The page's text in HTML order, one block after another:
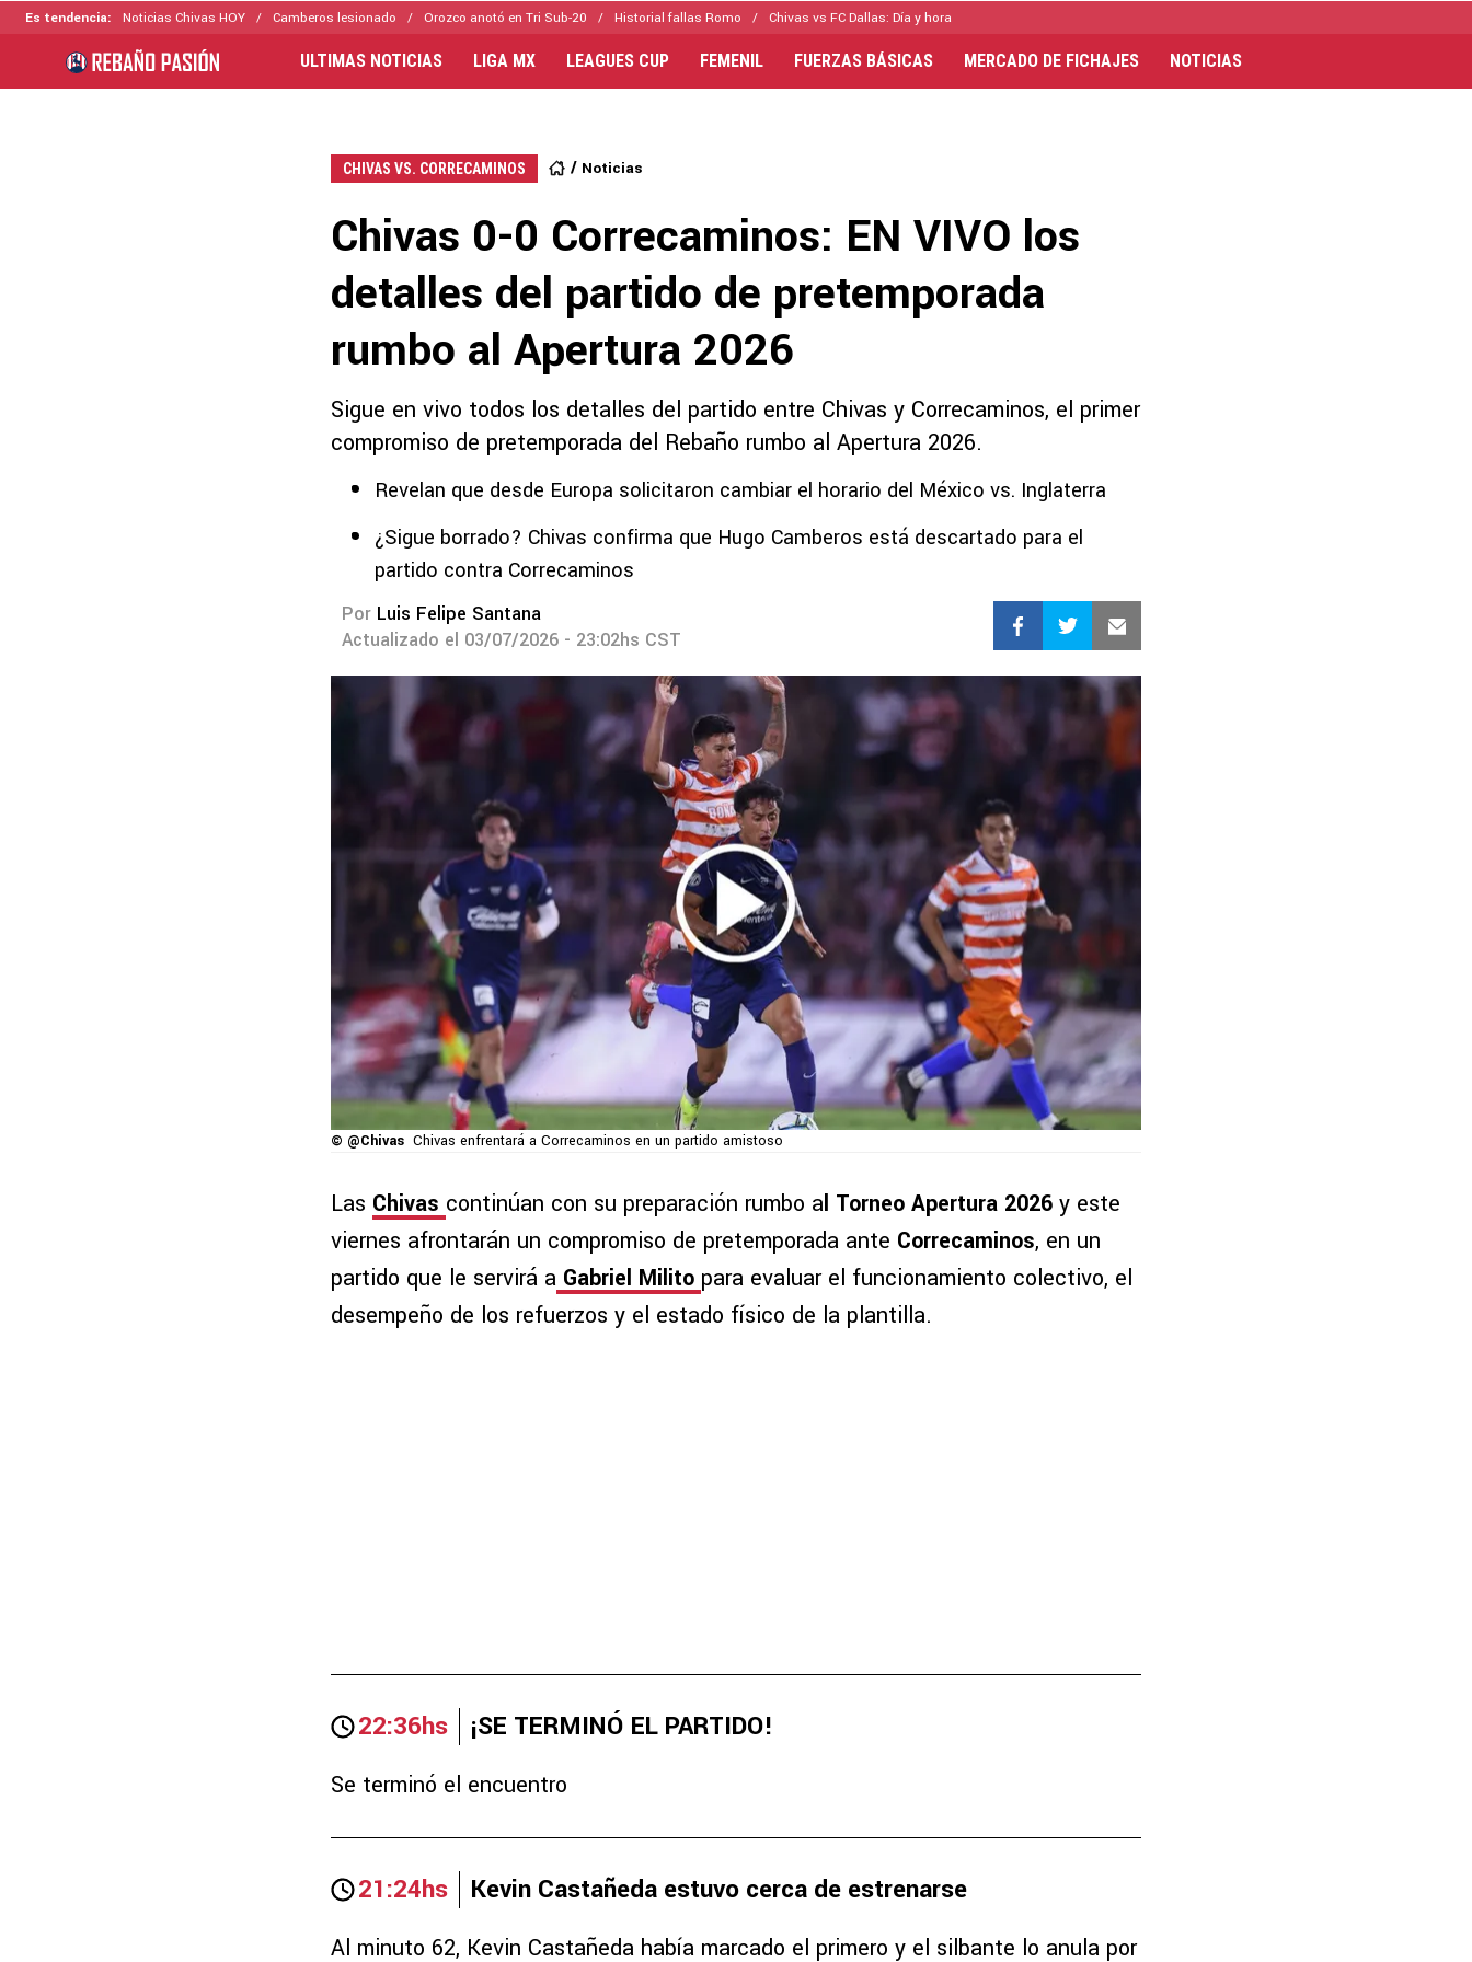
Es tendencia: Noticias Chivas HOY Camberos lesionado Orozco anotó en Tri Sub-20 Historial fallas Romo Chivas vs FC Dallas: Día y hora
ULTIMAS NOTICIAS LIGA MX LEAGUES CUP FEMENIL FUERZAS BÁSICAS MERCADO DE FICHAJES NOTICIAS
CHIVAS VS. CORRECAMINOS Noticias
Chivas 0-0 Correcaminos: EN VIVO los
detalles del partido de pretemporada
rumbo al Apertura 2026
Sigue en vivo todos los detalles del partido entre Chivas y Correcaminos, el primer
compromiso de pretemporada del Rebaño rumbo al Apertura 2026.
Revelan que desde Europa solicitaron cambiar el horario del México vs. Inglaterra
¿Sigue borrado? Chivas confirma que Hugo Camberos está descartado para el
partido contra Correcaminos
Por Luis Felipe Santana
Actualizado el 03/07/2026 - 23:02hs CST
© @Chivas Chivas enfrentará a Correcaminos en un partido amistoso
Las Chivas continúan con su preparación rumbo al Torneo Apertura 2026 y este
viernes afrontarán un compromiso de pretemporada ante Correcaminos, en un
partido que le servirá a Gabriel Milito para evaluar el funcionamiento colectivo, el
desempeño de los refuerzos y el estado físico de la plantilla.
22:36hs ¡SE TERMINÓ EL PARTIDO!
Se terminó el encuentro
21:24hs Kevin Castañeda estuvo cerca de estrenarse
Al minuto 62, Kevin Castañeda había marcado el primero y el silbante lo anula por